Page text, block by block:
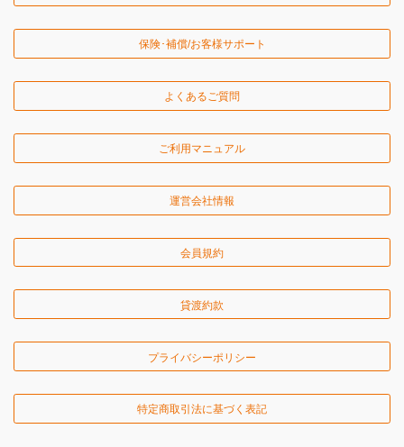
保険･補償/お客様サポート
よくあるご質問
ご利用マニュアル
運営会社情報
会員規約
貸渡約款
プライバシーポリシー
特定商取引法に基づく表記